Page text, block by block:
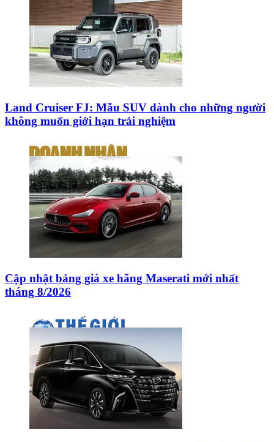
Land Cruiser FJ: Mẫu SUV dành cho những người
không muốn giới hạn trải nghiệm
Cập nhật bảng giá xe hãng Maserati mới nhất
tháng 8/2026